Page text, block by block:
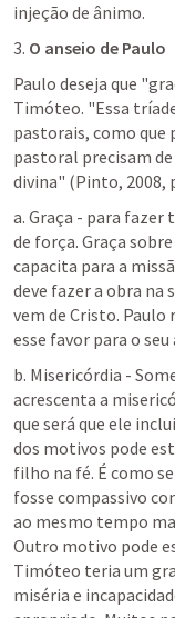
injeção de ânimo.
3. O anseio de Paulo
Paulo deseja que
Timóteo. "Essa
pastorais, como que
pastoral precisam
divina" (Pinto, 2008,
a. Graça - para fazer
de força. Graça
capacita para a
deve fazer a obra na
vem de Cristo.
esse favor para o
b. Misericórdia -
acrescenta a
que será que ele
dos motivos pode
filho na fé. É como
fosse compassivo
ao mesmo tempo
Outro motivo pode
Timóteo teria um
miséria e